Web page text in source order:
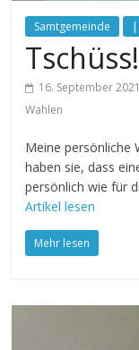
Samtgemeinde
16. September 2021
Wahlen
Meine persönliche
haben sie, dass
persönlich wie für
Artikel lesen
Mehr lesen